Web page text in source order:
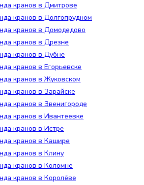
кранов в Дмитрове
кранов в Долгопрудном
кранов в Домодедово
кранов в Дрезне
кранов в Дубне
кранов в Егорьевске
кранов в Жуковском
кранов в Зарайске
кранов в Звенигороде
кранов в Ивантеевке
кранов в Истре
кранов в Кашире
кранов в Клину
кранов в Коломне
кранов в Королёве